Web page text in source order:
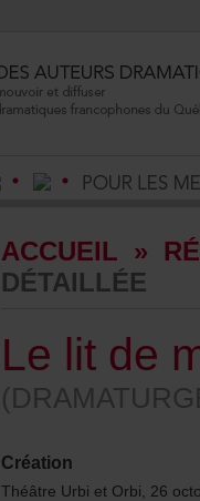
ACCUEIL »
DÉTAILLÉE
Création